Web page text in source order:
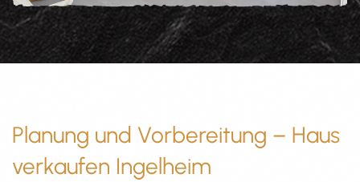
Planung und Vorbereitung – Haus
verkaufen Ingelheim